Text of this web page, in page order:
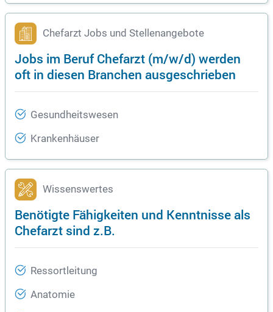
Chefarzt Jobs und Stellenangebote
Jobs im Beruf Chefarzt (m/w/d) werden
oft in diesen Branchen ausgeschrieben
Gesundheitswesen
Krankenhäuser
Wissenswertes
Benötigte Fähigkeiten und Kenntnisse als
Chefarzt sind z.B.
Ressortleitung
Anatomie